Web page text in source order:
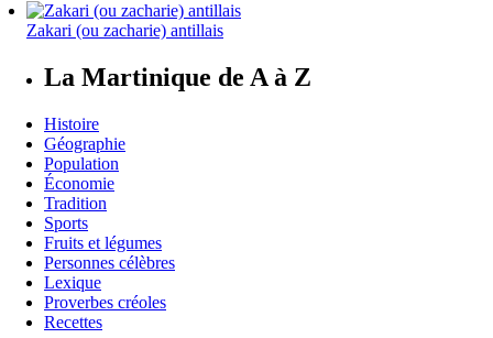
Zakari (ou zacharie) antillais
La Martinique de A à Z
Histoire
Géographie
Population
Économie
Tradition
Sports
Fruits et légumes
Personnes célèbres
Lexique
Proverbes créoles
Recettes